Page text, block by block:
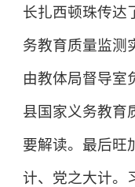
长扎西顿珠传达
务教育质量监测
由教体局督导室
县国家义务教育
要解读。最后旺
计、党之大计。